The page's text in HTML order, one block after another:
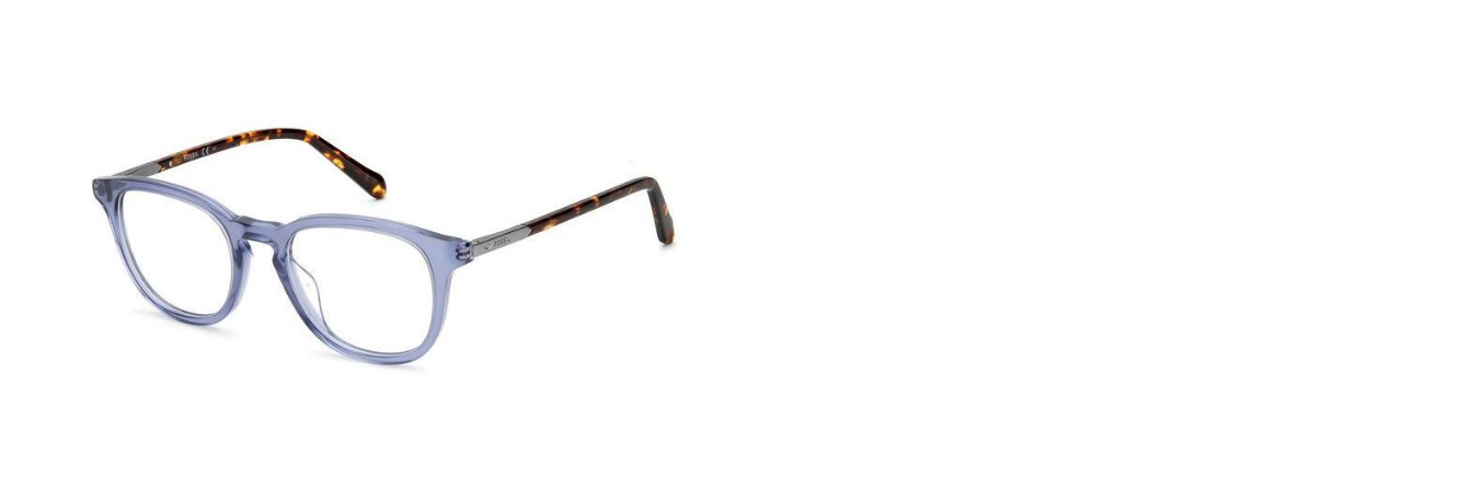
Unisex
Style/ Farbe:PJP Blue Havanna
Federbügel:Ja
Gewicht:
50-20-140 (Glasbreite-Steg-Bügellänge) M - L
Wer auf der Suche nach Qualität und Tradition ist, der ist bei Fossil genau richtig.
Das Luxuslabel fasziniert durch perfekte Formen und exklusive Designs. Für Mode,-